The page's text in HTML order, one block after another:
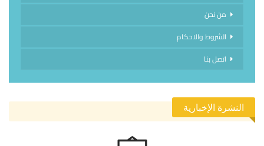
من نحن
الشروط والاحكام
اتصل بنا
النشرة الإخبارية